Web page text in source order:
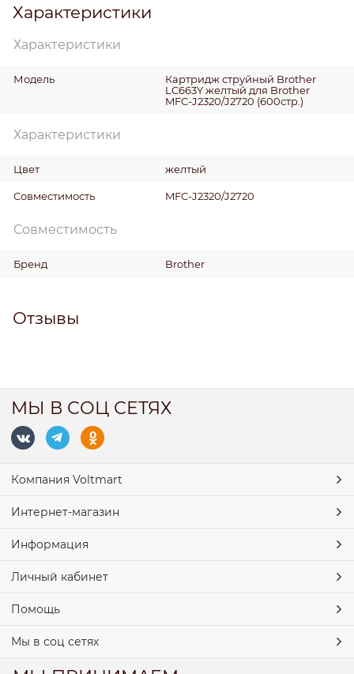
Характеристики
Характеристики
Модель
Картридж струйный Brother
LC663Y желтый для Brother
MFC-J2320/J2720 (600стр.)
Характеристики
Цвет желтый
Совместимость MFC-J2320/J2720
Совместимость
Бренд Brother
Отзывы
МЫ В СОЦ СЕТЯХ
Компания Voltmart
Интернет-магазин
Информация
Личный кабинет
Помощь
Мы в соц сетях